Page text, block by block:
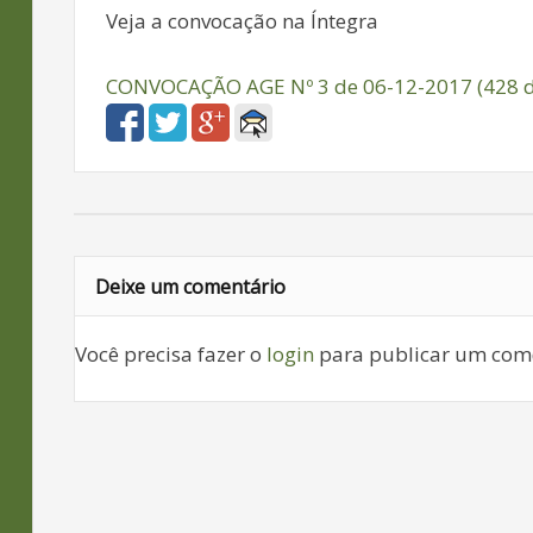
Veja a convocação na Íntegra
CONVOCAÇÃO AGE Nº 3 de 06-12-2017 (428
Deixe um comentário
Você precisa fazer o login para publicar um